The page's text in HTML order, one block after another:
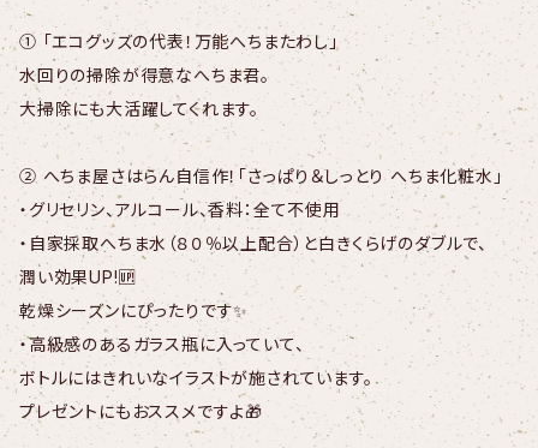
① 「エコグッズの代表！万能へちまたわし」
水回りの掃除が得意なへちま君。
大掃除にも大活躍してくれます。
② へちま屋さはらん自信作！「さっぱり＆しっとり へちま化粧水」
・グリセリン、アルコール、香料：全て不使用
・自家採取へちま水（８０％以上配合）と白きくらげのダブルで、
潤い効果UP!🆙
乾燥シーズンにぴったりです✨
・高級感のあるガラス瓶に入っていて、
ボトルにはきれいなイラストが施されています。
プレゼントにもおススメですよ🎁